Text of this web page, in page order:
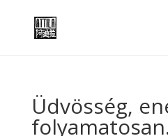
Üdvösség,